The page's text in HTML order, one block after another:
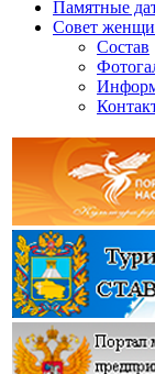
Памятные
Совет
Состав